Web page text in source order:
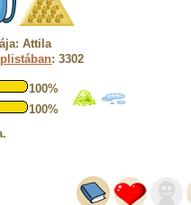
Attila
: 3302
100%
100%